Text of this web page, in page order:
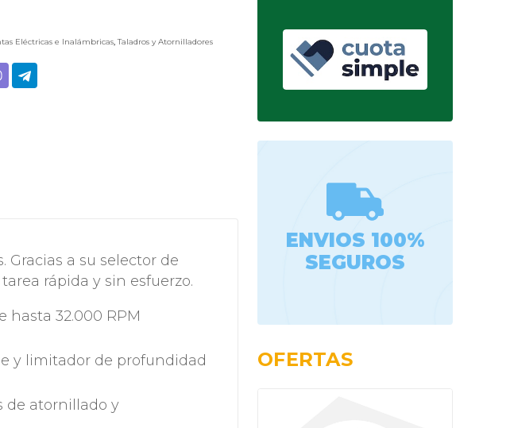
Eléctricas e Inalámbricas,Taladros y Atornilladores
a su selector de
rápida y sin esfuerzo.
hasta 32.000 RPM
y limitador de profundidad
de atornillado y
ENVIOS 100%
SEGUROS
OFERTAS